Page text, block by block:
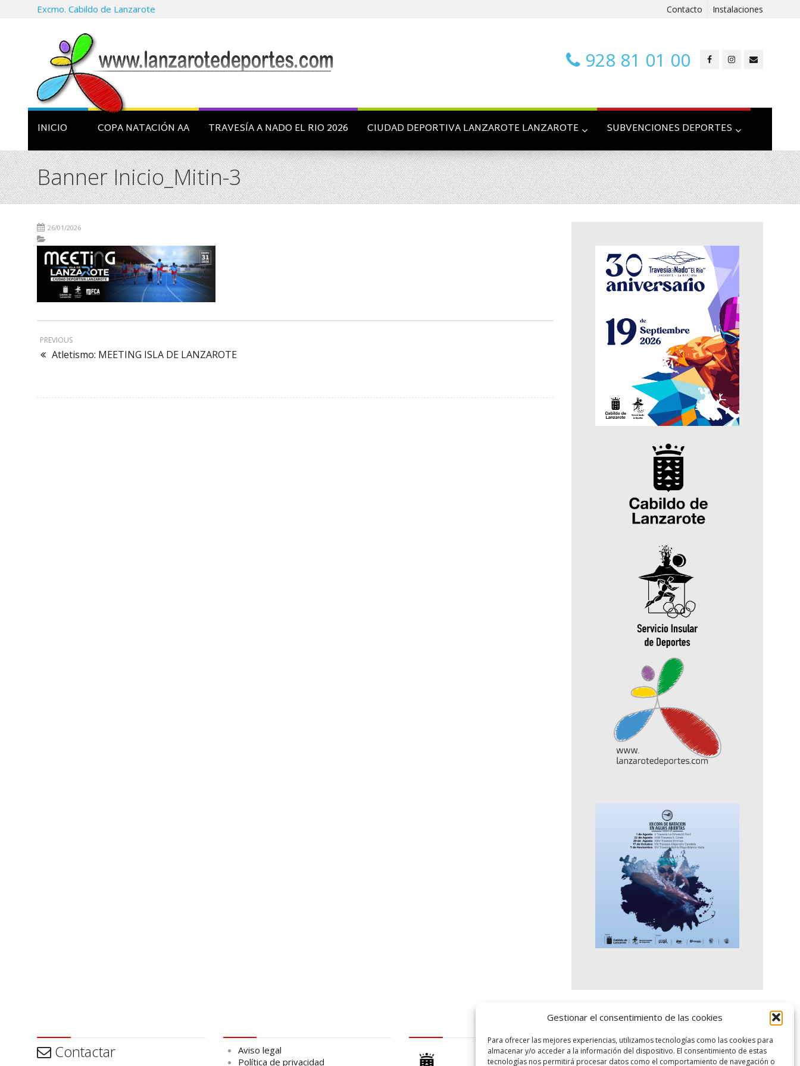
Gestionar el consentimiento de las cookies
Para ofrecer las mejores experiencias, utilizamos tecnologías como las cookies para
almacenar y/o acceder a la información del dispositivo. El consentimiento de estas
tecnologías nos permitirá procesar datos como el comportamiento de navegación o
Excmo. Cabildo de Lanzarote Contacto Instalaciones
928 81 01 00
INICIO COPA NATACIÓN AA TRAVESÍA A NADO EL RIO 2026 CIUDAD DEPORTIVA LANZAROTE LANZAROTE SUBVENCIONES DEPORTES
Banner Inicio_Mitin-3
26/01/2026
PREVIOUS
Atletismo: MEETING ISLA DE LANZAROTE
Contactar
Aviso legal
Política de privacidad
logo SID